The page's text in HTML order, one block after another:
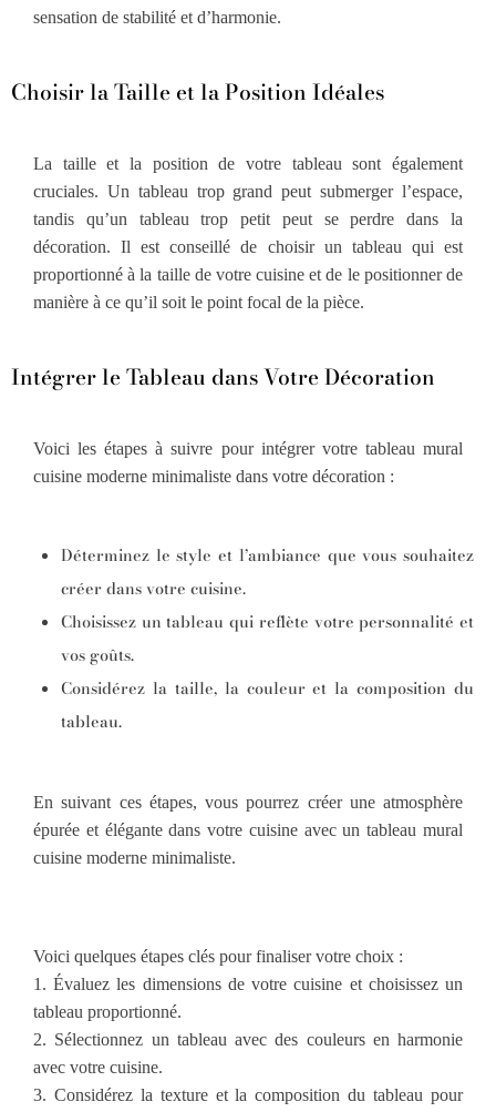
sensation de stabilité et d’harmonie.
Choisir la Taille et la Position Idéales
La taille et la position de votre tableau sont également
cruciales. Un tableau trop grand peut submerger l’espace,
tandis qu’un tableau trop petit peut se perdre dans la
décoration. Il est conseillé de choisir un tableau qui est
proportionné à la taille de votre cuisine et de le positionner de
manière à ce qu’il soit le point focal de la pièce.
Intégrer le Tableau dans Votre Décoration
Voici les étapes à suivre pour intégrer votre tableau mural
cuisine moderne minimaliste dans votre décoration :
Déterminez le style et l’ambiance que vous souhaitez
créer dans votre cuisine.
Choisissez un tableau qui reflète votre personnalité et
vos goûts.
Considérez la taille, la couleur et la composition du
tableau.
En suivant ces étapes, vous pourrez créer une atmosphère
épurée et élégante dans votre cuisine avec un tableau mural
cuisine moderne minimaliste.
Voici quelques étapes clés pour finaliser votre choix :
1. Évaluez les dimensions de votre cuisine et choisissez un
tableau proportionné.
2. Sélectionnez un tableau avec des couleurs en harmonie
avec votre cuisine.
3. Considérez la texture et la composition du tableau pour